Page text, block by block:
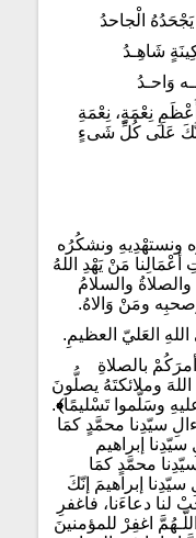
الْجاحدُ
شَاهِـدُ
وَاحـدُ
نِعْمَةٍ، نِعْمَةِ
إِنَّكَ عَلَى كُلِّ شَىءٍ
ونستهْدِيهِ ونشكُرُه
مَنْ يَهْدِ اللهُ
والسلامُ
ومَنْ وَالاهُ.
العَليّ العظيمِ.
بالصلاةِ
اللهَ وملائكتَهُ يصلُّونَ
وسَلّموا تَسْليمًا﴾.
سيّدِنا محمَّدٍ كمَا
إبراهيم
محمَّدٍ كمَا
إبراهيمَ إنّكَ
لنا دعاءَنا، فاغفرِ
اغفِرْ للمؤمنينَ